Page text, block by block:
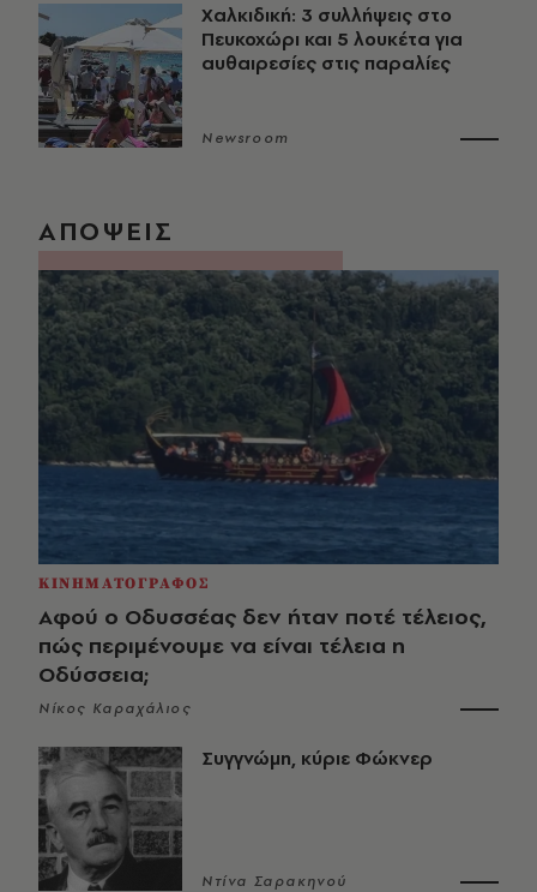
Χαλκιδική: 3 συλλήψεις στο
Πευκοχώρι και 5 λουκέτα για
αυθαιρεσίες στις παραλίες
Newsroom
ΑΠΟΨΕΙΣ
ΚΙΝΗΜΑΤΟΓΡΑΦΟΣ
Αφού ο Οδυσσέας δεν ήταν ποτέ τέλειος,
πώς περιμένουμε να είναι τέλεια η
Οδύσσεια;
Νίκος Καραχάλιος
Συγγνώμη, κύριε Φώκνερ
Ντίνα Σαρακηνού